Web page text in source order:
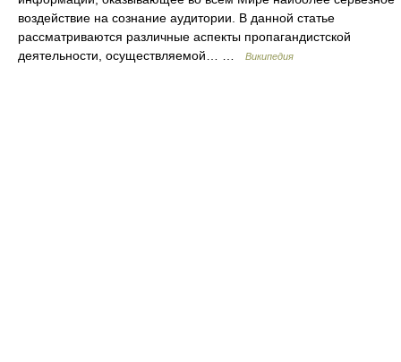
воздействие на сознание аудитории. В данной статье
рассматриваются различные аспекты пропагандистской
деятельности, осуществляемой… …
Википедия